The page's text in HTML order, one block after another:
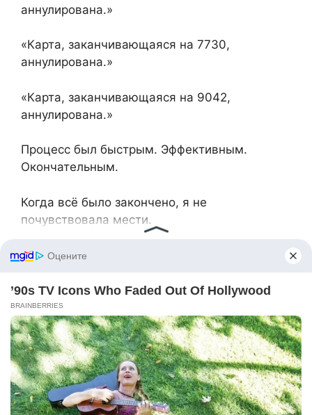
аннулирована.»
«Карта, заканчивающаяся на 7730,
аннулирована.»
«Карта, заканчивающаяся на 9042,
аннулирована.»
Процесс был быстрым. Эффективным.
Окончательным.
Когда всё было закончено, я не
почувствовала мести.
Я почувствовала себя… устойчивой.
Сбалансированной.
Позже, в тот же день, кто-то написал мне
сообщение.
«Клара, правда, что Итан женится в эти
выходные?»